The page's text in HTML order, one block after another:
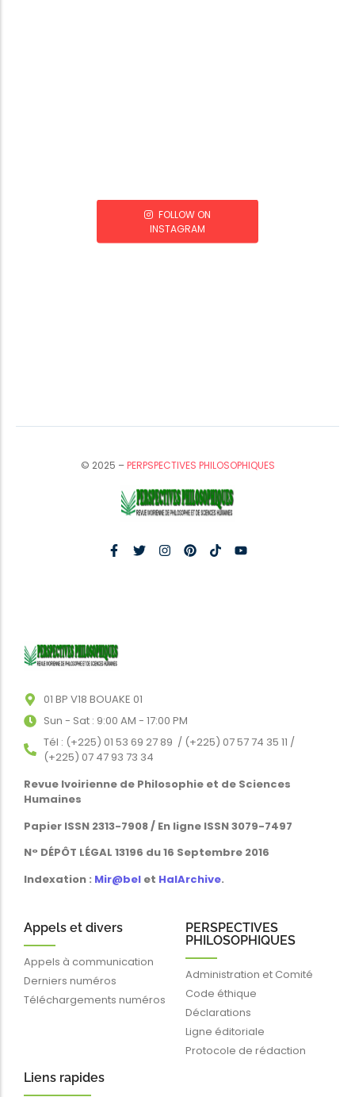
FOLLOW ON
INSTAGRAM
© 2025 –PERPSPECTIVES PHILOSOPHIQUES
01 BP V18 BOUAKE 01
Sun - Sat : 9:00 AM - 17:00 PM
Tél : (+225) 01 53 69 27 89 / (+225) 07 57 74 35 11 /
(+225) 07 47 93 73 34
Revue Ivoirienne de Philosophie et de Sciences
Humaines
Papier ISSN 2313-7908 / En ligne ISSN 3079-7497
N° DÉPÔT LÉGAL 13196 du 16 Septembre 2016
Indexation : Mir@bel et HalArchive.
Appels et divers
Appels à communication
Derniers numéros
Téléchargements numéros
PERSPECTIVES
PHILOSOPHIQUES
Administration et Comité
Code éthique
Déclarations
Ligne éditoriale
Protocole de rédaction
Liens rapides